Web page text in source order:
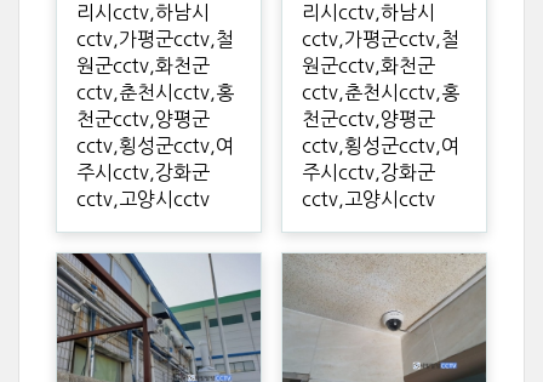
리시cctv,하남시
cctv,가평군cctv,철
원군cctv,화천군
cctv,춘천시cctv,홍
천군cctv,양평군
cctv,횡성군cctv,여
주시cctv,강화군
cctv,고양시cctv
리시cctv,하남시
cctv,가평군cctv,철
원군cctv,화천군
cctv,춘천시cctv,홍
천군cctv,양평군
cctv,횡성군cctv,여
주시cctv,강화군
cctv,고양시cctv